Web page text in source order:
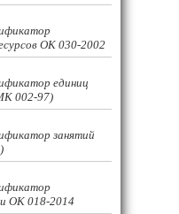
ОК 030-2002
единиц
002-97)
занятий
ОК 018-2014